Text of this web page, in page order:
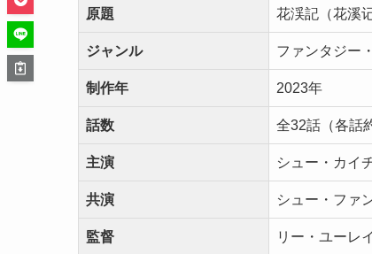
原題 花渓記（花溪记
ジャンル ファンタジー
制作年 2023年
話数 全32話（各話
主演 シュー・カイ
共演 シュー・ファ
監督 リー・ユーレ